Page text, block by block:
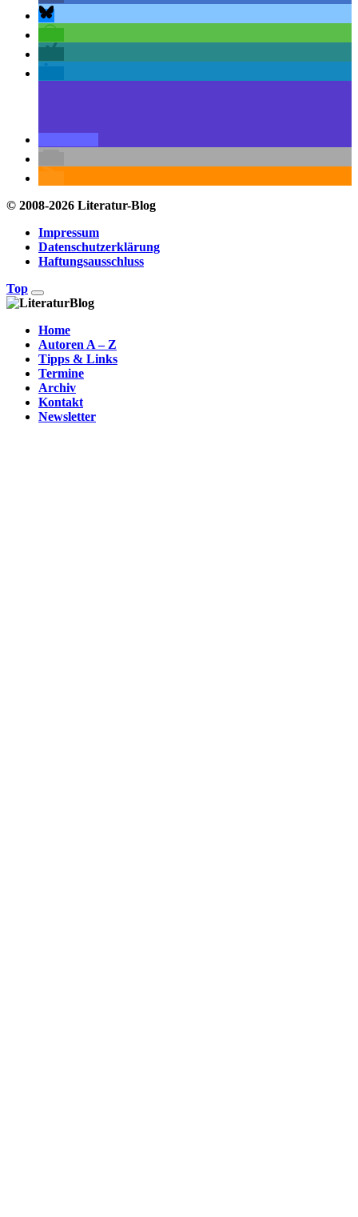
© 2008-2026 Literatur-Blog
Impressum
Datenschutzerklärung
Haftungsausschluss
Top
Home
Autoren A – Z
Tipps & Links
Termine
Archiv
Kontakt
Newsletter